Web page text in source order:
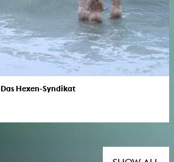
Das Hexen-Syndikat